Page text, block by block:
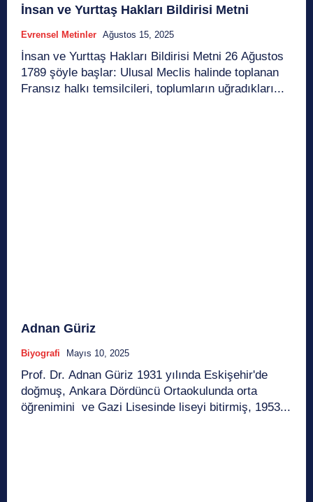
İnsan ve Yurttaş Hakları Bildirisi Metni
Evrensel Metinler Ağustos 15, 2025
İnsan ve Yurttaş Hakları Bildirisi Metni 26 Ağustos
1789 şöyle başlar: Ulusal Meclis halinde toplanan
Fransız halkı temsilcileri, toplumların uğradıkları...
Adnan Güriz
Biyografi Mayıs 10, 2025
Prof. Dr. Adnan Güriz 1931 yılında Eskişehir'de
doğmuş, Ankara Dördüncü Ortaokulunda orta
öğrenimini ve Gazi Lisesinde liseyi bitirmiş, 1953...